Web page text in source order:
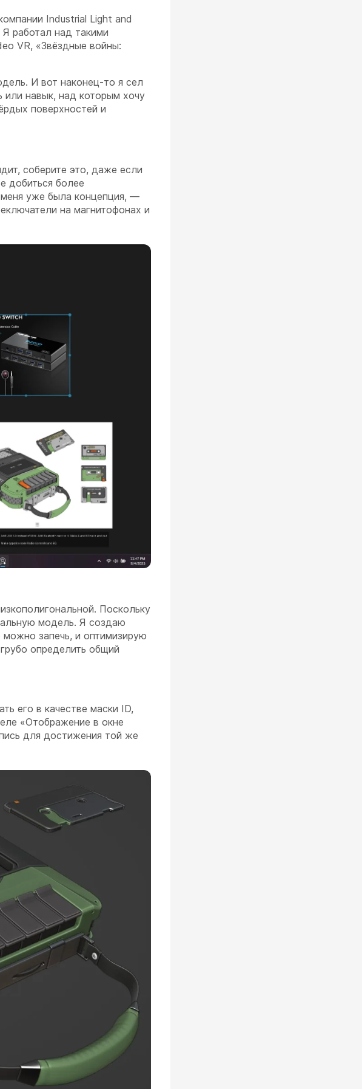
Industrial Light and
работал над такими
VR, «Звёздные войны:
И вот наконец-то я сел
или навык, над которым хочу
поверхностей и
соберите это, даже если
добиться более
меня уже была концепция, —
на магнитофонах и
Поскольку
модель. Я создаю
запечь, и оптимизирую
определить общий
его в качестве маски ID,
«Отображение в окне
для достижения той же